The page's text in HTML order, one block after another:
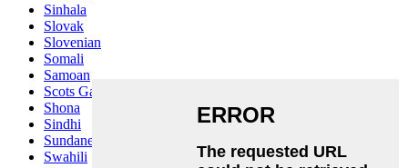
Sinhala
Slovak
Slovenian
Somali
Samoan
Scots Gaelic
Shona
Sindhi
Sundanese
Swahili